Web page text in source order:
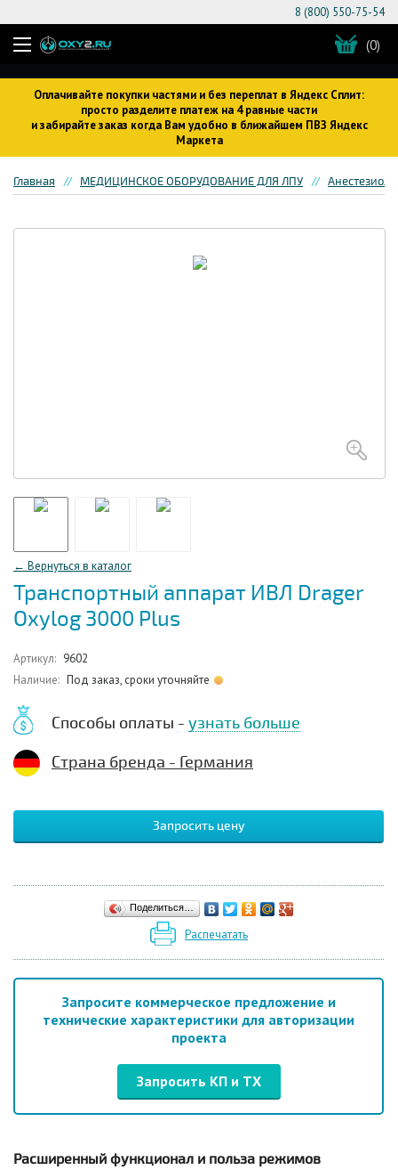
Оплачивайте покупки частями и без переплат в Яндекс Сплит:
просто разделите платеж на 4 равные части
и забирайте заказ когда Вам удобно в ближайшем ПВЗ Яндекс
Маркета
8 (800) 550-75-54
(0)
Главная МЕДИЦИНСКОЕ ОБОРУДОВАНИЕ ДЛЯ ЛПУ
← Вернуться в каталог
Транспортный аппарат ИВЛ Drager
Oxylog 3000 Plus
Артикул: 9602
Наличие: Под заказ, сроки уточняйте
Способы оплаты - узнать больше
Страна бренда - Германия
Запросить цену
Поделиться…
Распечатать
Запросите коммерческое предложение и
технические характеристики для авторизации
проекта
Запросить КП и ТХ
Расширенный функционал и польза режимов